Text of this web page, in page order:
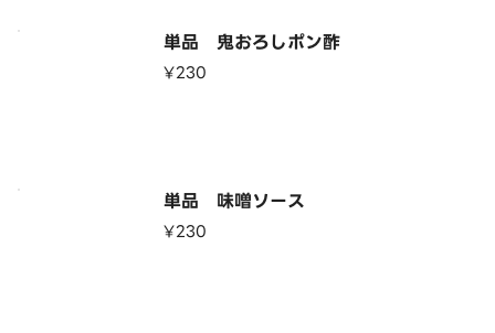
単品 鬼おろしポン酢
¥230
単品 味噌ソース
¥230